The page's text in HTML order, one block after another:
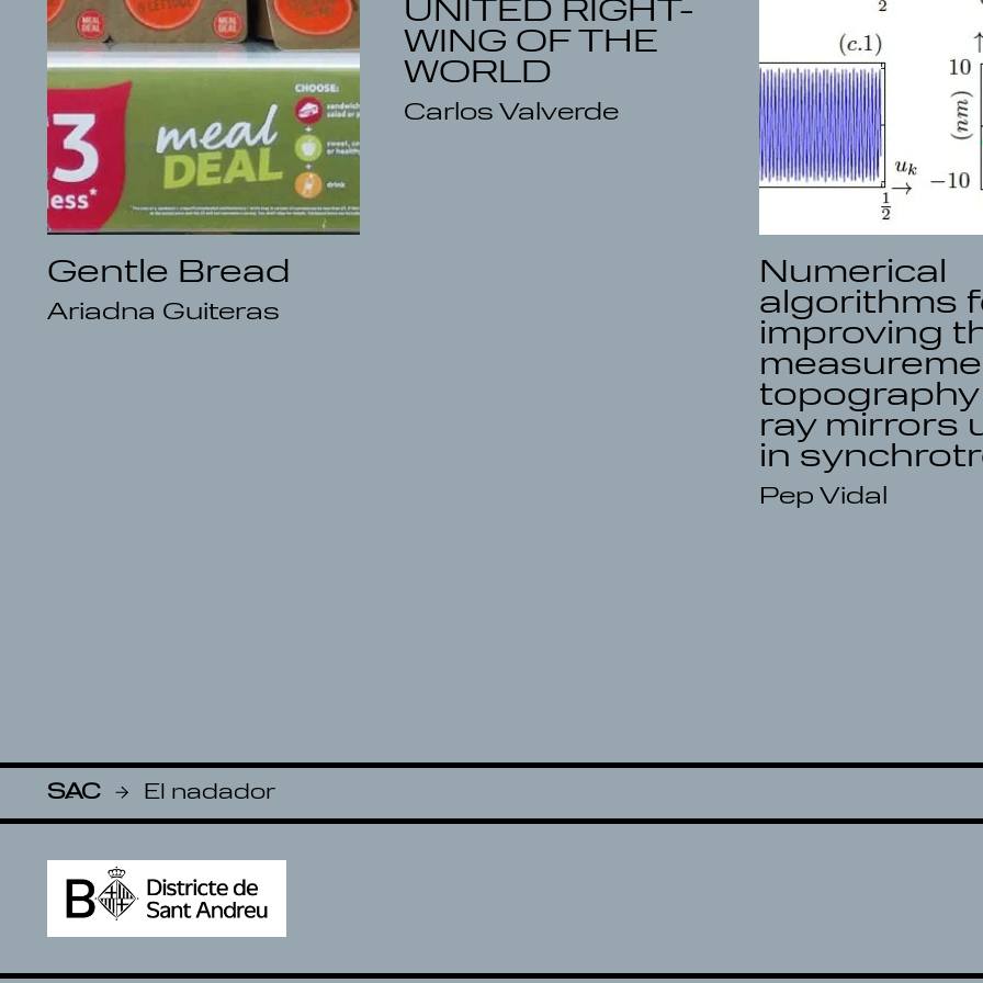
SAC
- El nadador
Gentle Bread
Ariadna Guiteras
UNITED RIGHT-
WING OF THE
WORLD
Carlos Valverde
Numerical
algorithms
improving
topography
ray mirrors
in
Pep Vidal